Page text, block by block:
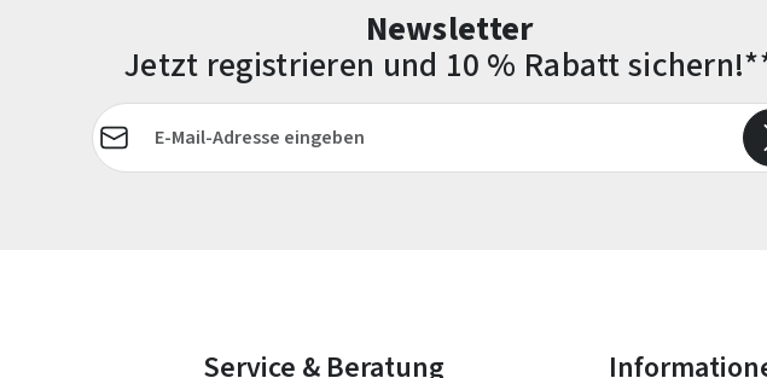
Newsletter
Jetzt registrieren und 10 % Rabatt
E-Mail-Adresse*
Service & Beratung